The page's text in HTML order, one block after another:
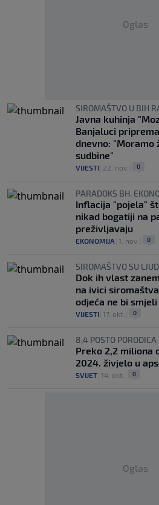
Oglas
SIROMAŠTVO U BIH
Javna kuhinja
Banjaluci
dnevno: "Moramo
sudbine"
VIJESTI 22. nov. 0
PARADOKS BH.
Inflacija "pojela"
nikad bogatiji na
preživljavaju
EKONOMIJA 1. nov. 0
SIROMAŠTVO SU
Dok ih vlast
na ivici
odjeća ne bi
VIJESTI 17. okt. 0
8,4 POSTO PORODICA
Preko 2,2 miliona
2024. živjelo u
SVIJET 14. okt. 0
Oglas